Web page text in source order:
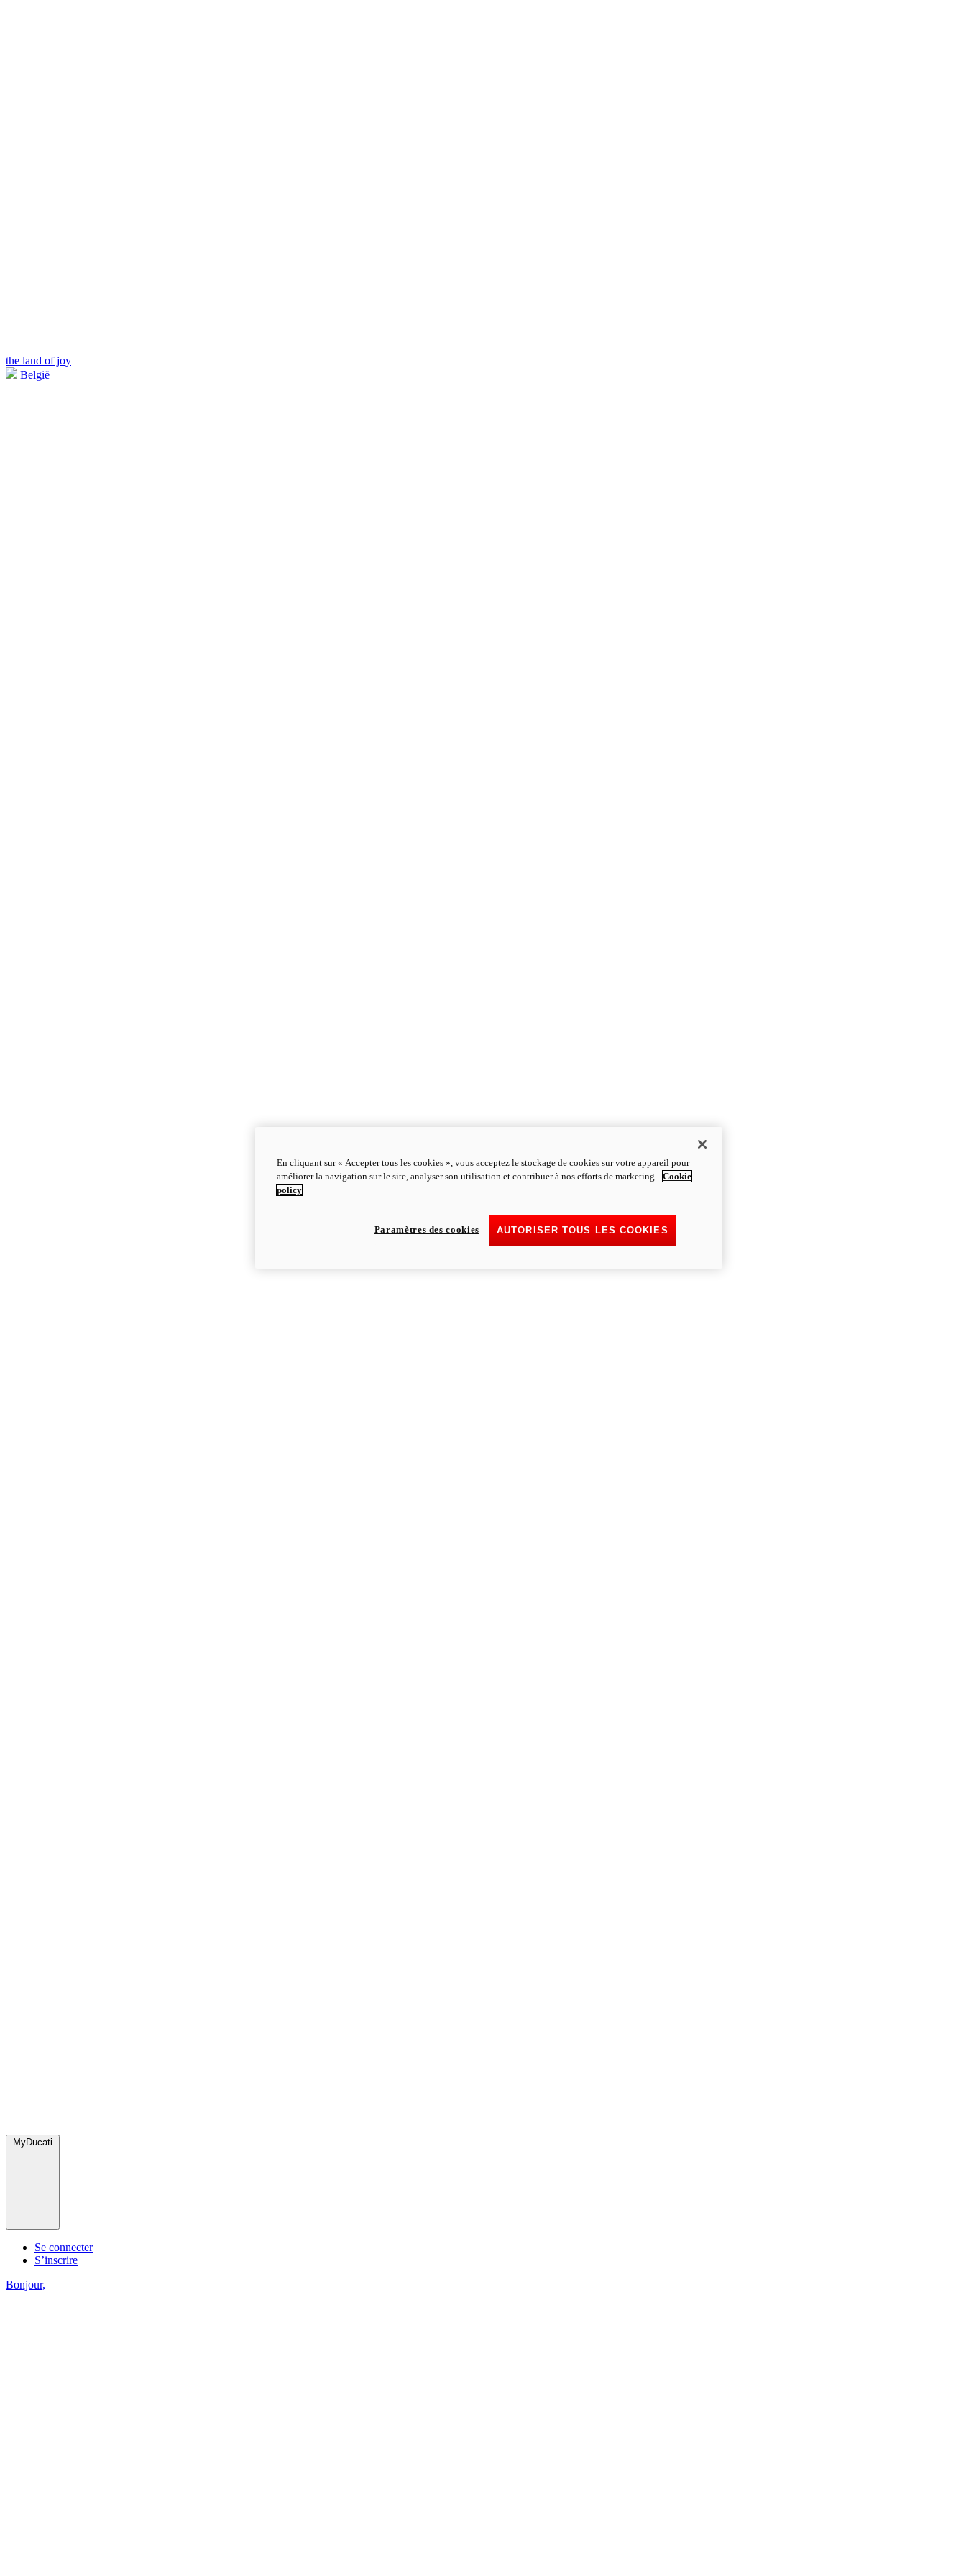
the land of joy
België
MyDucati
Se connecter
S’inscrire
Bonjour,
En cliquant sur « Accepter tous les cookies », vous acceptez le stockage de cookies sur votre appareil pour
améliorer la navigation sur le site, analyser son utilisation et contribuer à nos efforts de marketing. Cookie
policy
AUTORISER TOUS LES COOKIES
Paramètres des cookies